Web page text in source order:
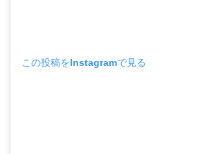
この投稿をInstagramで見る